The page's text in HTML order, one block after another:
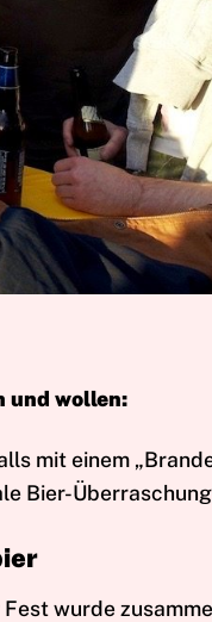
und wollen:
mit einem
Bier-
wurde